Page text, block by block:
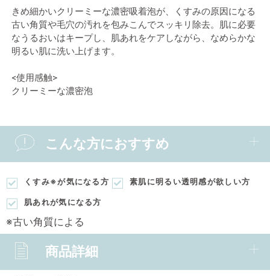
きめ細かいクリーミーな濃密吸着泡が、くすみの原因になる
古い角質や毛穴の汚れを包みこんでスッキリ除去。肌に必要
なうるおいはキープし、肌あれをケアしながら、なめらかな
明るい肌に洗い上げます。
<使用感触>
クリーミーな濃密泡
こんな方におすすめ
くすみ※が気になる方 素肌に明るい透明感が欲しい方
肌あれが気になる方
※古い角質による
商品詳細